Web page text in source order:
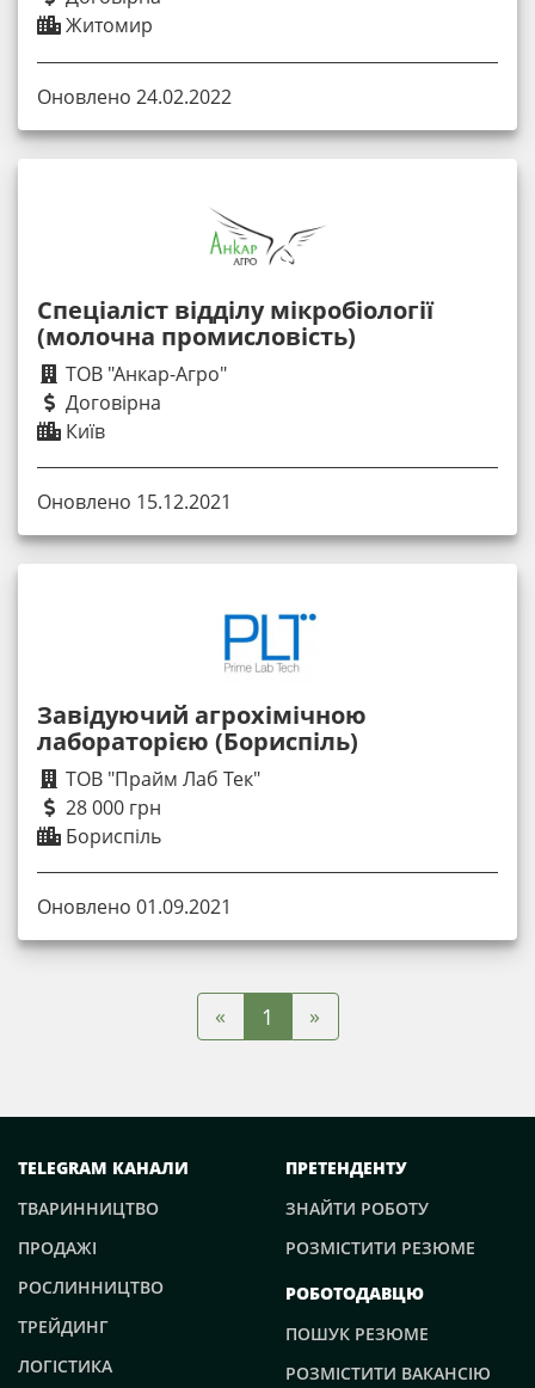
Житомир
Оновлено 24.02.2022
Спеціаліст відділу мікробіології
(молочна промисловість)
ТОВ "Анкар-Агро"
Договірна
Київ
Оновлено 15.12.2021
Завідуючий агрохімічною
лабораторією (Бориспіль)
ТОВ "Прайм Лаб Тек"
28 000 грн
Бориспіль
Оновлено 01.09.2021
« 1 »
TELEGRAM КАНАЛИ
ТВАРИННИЦТВО
ПРОДАЖІ
РОСЛИННИЦТВО
ТРЕЙДИНГ
ЛОГІСТИКА
ПРЕТЕНДЕНТУ
ЗНАЙТИ РОБОТУ
РОЗМІСТИТИ РЕЗЮМЕ
РОБОТОДАВЦЮ
ПОШУК РЕЗЮМЕ
РОЗМІСТИТИ ВАКАНСІЮ